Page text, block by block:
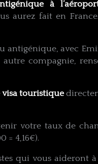
à
aurez fait en
antigénique, avec
compagnie,
visa touristique
votre taux de
= 4,16€).
qui vous aideront